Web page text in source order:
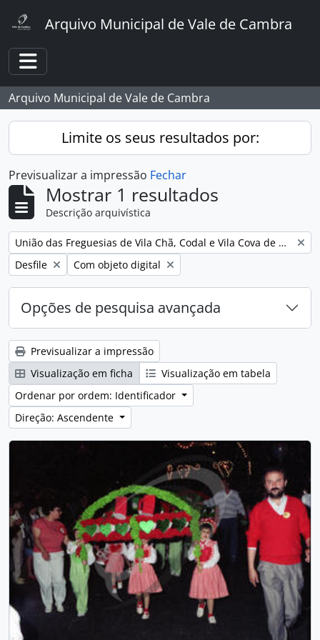
Arquivo Municipal de Vale de Cambra
Toggle navigation
Arquivo Municipal de Vale de Cambra
Limite os seus resultados por:
Previsualizar a impressão Fechar
Mostrar 1 resultados
Descrição arquivística
Remover filtro:
União das Freguesias de Vila Chã, Codal e Vila Cova de Perrinho
Remover filtro:
Desfile Remover filtro:
Com objeto digital
Opções de pesquisa avançada
Previsualizar a impressão
Visualização em ficha
Visualização em tabela
Ordenar por ordem: Identificador
Direção: Ascendente